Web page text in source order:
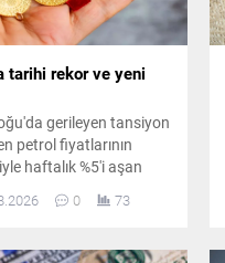
tarihi rekor ve yeni
gerileyen tansiyon
petrol fiyatlarının
haftalık %5'i aşan
ons bazında 4.289
0 73